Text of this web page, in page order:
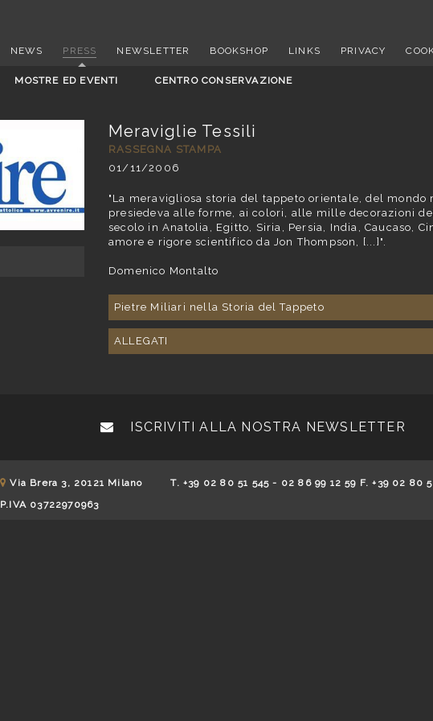
NEWS PRESS NEWSLETTER BOOKSHOP LINKS PRIVACY
MOSTRE ED EVENTI CENTRO CONSERVAZIONE
Meraviglie Tessili
RASSEGNA STAMPA
01/11/2006
"La meravigliosa storia del tappeto orientale, del
presiedeva alle forme, ai colori, alle mille decorazioni
secolo in Anatolia, Egitto, Siria, Persia, India, Caucaso,
amore e rigore scientifico da Jon Thompson, [...]".
Domenico Montalto
Pietre Miliari nella Storia del Tappeto
ALLEGATI
ISCRIVITI ALLA NOSTRA NEWSLETTER
Via Brera 3, 20121 Milano T. +39 02 80 51 545 - 02 86 99 12 59 F. +39 02 80
P.IVA 03722970963